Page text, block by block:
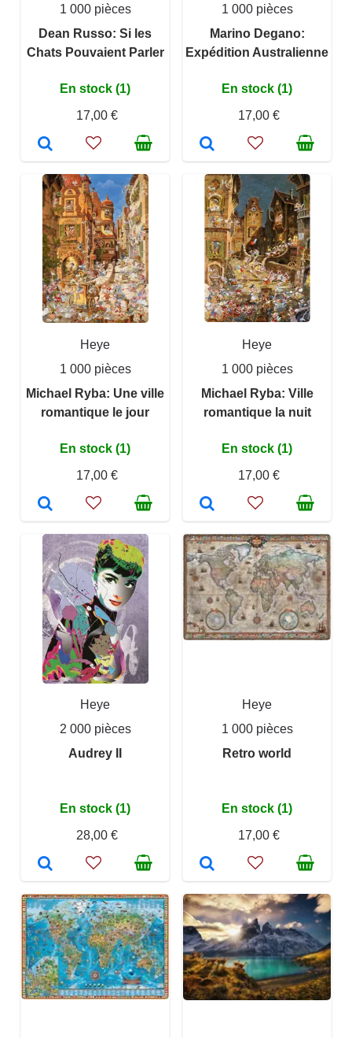
1 000 pièces
Dean Russo: Si les
Chats Pouvaient Parler
En stock (1)
17,00 €
1 000 pièces
Marino Degano:
Expédition Australienne
En stock (1)
17,00 €
Heye
1 000 pièces
Michael Ryba: Une ville
romantique le jour
En stock (1)
17,00 €
Heye
1 000 pièces
Michael Ryba: Ville
romantique la nuit
En stock (1)
17,00 €
Heye
2 000 pièces
Audrey II
En stock (1)
28,00 €
Heye
1 000 pièces
Retro world
En stock (1)
17,00 €